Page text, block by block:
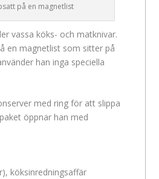
på en magnetlist
vassa köks- och matknivar.
en magnetlist som sitter på
han inga speciella
med ring för att slippa
öppnar han med
köksinredningsaffär